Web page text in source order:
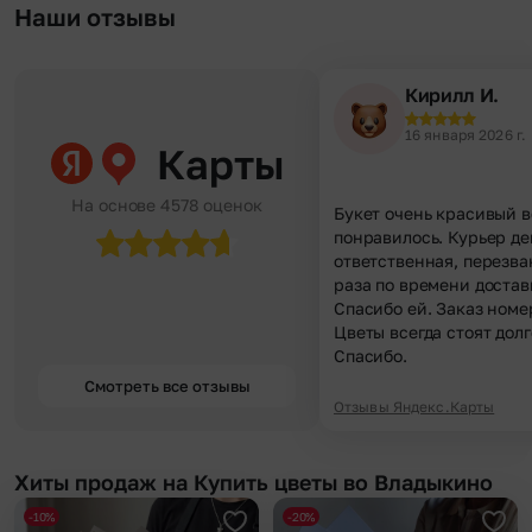
Наши отзывы
Карты
На основе 4578 оценок
Смотреть все отзывы
Кирилл И.
16 января 2026 г.
Букет очень красивый
понравилось. Курьер
ответственная,
раза по времени
Спасибо ей. Заказ
Цветы всегда стоят
Спасибо.
Отзывы Яндекс.Карты
Хиты продаж на Купить цветы во Владыкино
-10% -20%